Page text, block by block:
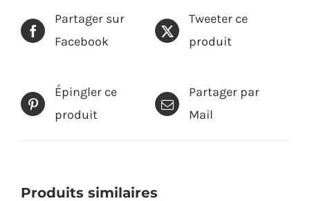
Partager sur
Facebook
Tweeter ce
produit
Épingler ce
produit
Partager par
Mail
Produits similaires